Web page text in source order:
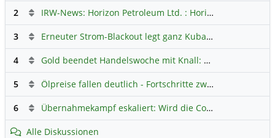
2 IRW-News: Horizon Petroleum Ltd. : Horizon Petroleum beginnt mit der Testförderung im Projekt Lachowice in Polen und schließt die Platzierung einer überzeichneten Wandelanleihe ab
3 Erneuter Strom-Blackout legt ganz Kuba lahm
4 Gold beendet Handelswoche mit Knall: Barrick Mining – Ist diese Aktie wieder ein Kauf?
5 Ölpreise fallen deutlich - Fortschritte zwischen USA und Iran belasten
6 Übernahmekampf eskaliert: Wird die Commerzbank italienisch?
Alle Diskussionen